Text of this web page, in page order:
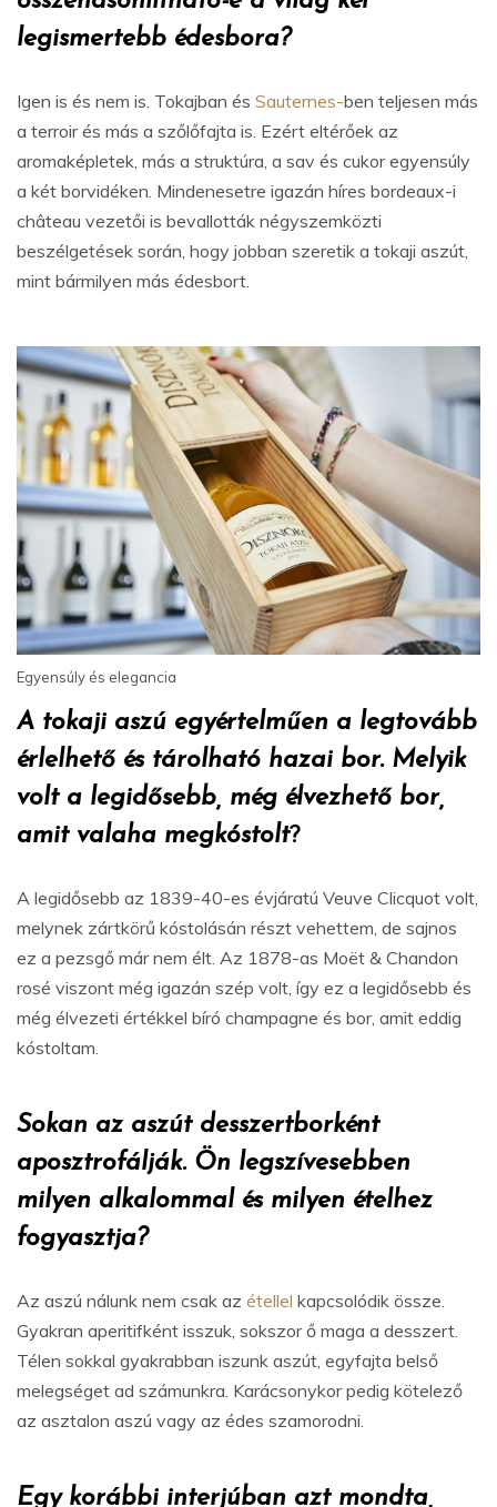
legismertebb édesbora?
Igen is és nem is. Tokajban és Sauternes-ben teljesen más
a terroir és más a szőlőfajta is. Ezért eltérőek az
aromaképletek, más a struktúra, a sav és cukor egyensúly
a két borvidéken. Mindenesetre igazán híres bordeaux-i
château vezetői is bevallották négyszemközti
beszélgetések során, hogy jobban szeretik a tokaji aszút,
mint bármilyen más édesbort.
Egyensúly és elegancia
A tokaji aszú egyértelműen a legtovább
érlelhető és tárolható hazai bor. Melyik
volt a legidősebb, még élvezhető bor,
amit valaha megkóstolt?
A legidősebb az 1839-40-es évjáratú Veuve Clicquot volt,
melynek zártkörű kóstolásán részt vehettem, de sajnos
ez a pezsgő már nem élt. Az 1878-as Moët & Chandon
rosé viszont még igazán szép volt, így ez a legidősebb és
még élvezeti értékkel bíró champagne és bor, amit eddig
kóstoltam.
Sokan az aszút desszertborként
aposztrofálják. Ön legszívesebben
milyen alkalommal és milyen ételhez
fogyasztja?
Az aszú nálunk nem csak az étellel kapcsolódik össze.
Gyakran aperitifként isszuk, sokszor ő maga a desszert.
Télen sokkal gyakrabban iszunk aszút, egyfajta belső
melegséget ad számunkra. Karácsonykor pedig kötelező
az asztalon aszú vagy az édes szamorodni.
Egy korábbi interjúban azt mondta,